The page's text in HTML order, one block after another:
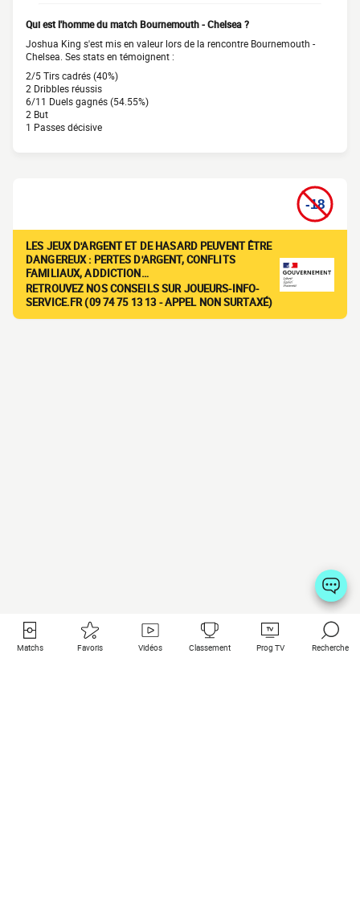
Qui est l'homme du match Bournemouth - Chelsea ?
Joshua King s'est mis en valeur lors de la rencontre Bournemouth -
Chelsea. Ses stats en témoignent :
2/5 Tirs cadrés (40%)
2 Dribbles réussis
6/11 Duels gagnés (54.55%)
2 But
1 Passes décisive
LES JEUX D'ARGENT ET DE HASARD PEUVENT ÊTRE
DANGEREUX : PERTES D'ARGENT, CONFLITS
FAMILIAUX, ADDICTION…
RETROUVEZ NOS CONSEILS SUR JOUEURS-INFO-
SERVICE.FR (09 74 75 13 13 - APPEL NON SURTAXÉ)
Matchs Favoris Vidéos Classement Prog TV Recherche